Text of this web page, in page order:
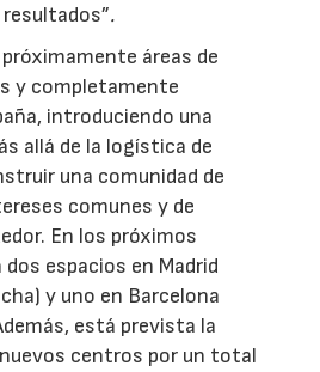
.
áreas de
y completamente
introduciendo una
allá de la logística de
una comunidad de
comunes y de
En los próximos
espacios en Madrid
y uno en Barcelona
está prevista la
centros por un total